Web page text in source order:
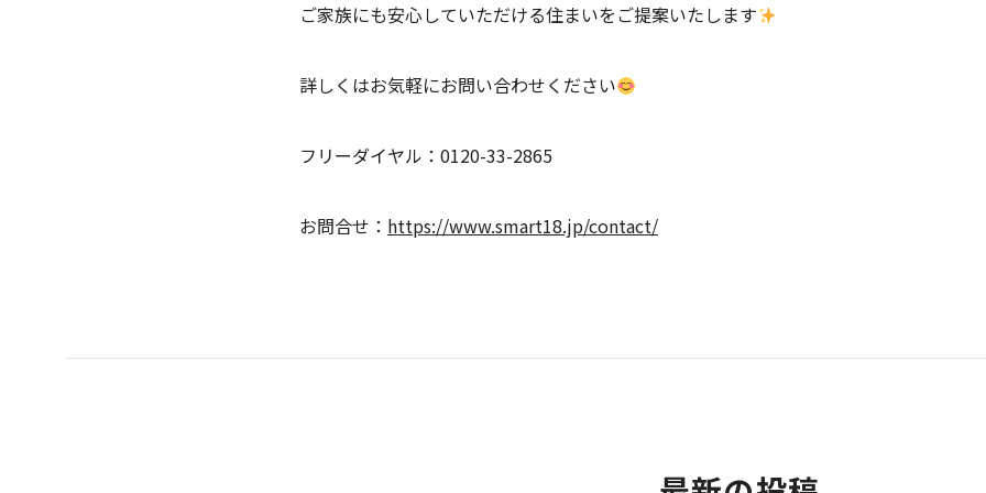
ご家族にも安心していただける住まいをご提案いたします
詳しくはお気軽にお問い合わせください
フリーダイヤル：0120-33-2865
お問合せ： https://www.smart18.jp/contact/